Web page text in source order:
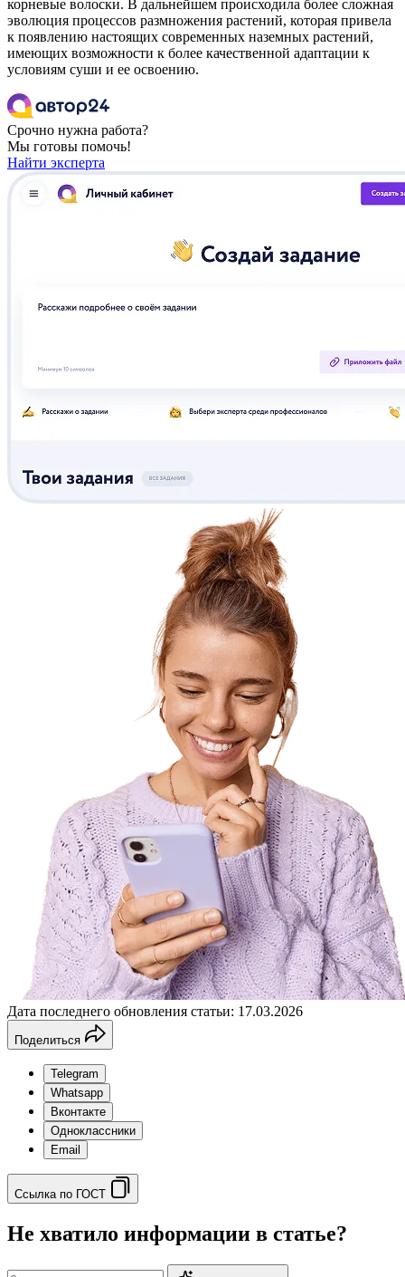
корневые волоски. В дальнейшем происходила более сложная
эволюция процессов размножения растений, которая привела
к появлению настоящих современных наземных растений,
имеющих возможности к более качественной адаптации к
условиям суши и ее освоению.
Срочно нужна работа?
Мы готовы помочь!
Найти эксперта
Дата последнего обновления статьи: 17.03.2026
Поделиться
Telegram
Whatsapp
Вконтакте
Одноклассники
Email
Ссылка по ГОСТ
Не хватило информации в статье?